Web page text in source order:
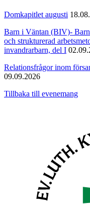
Domkapitlet augusti
Barn i Väntan (BIV)-
och strukturerad
invandrarbarn, del I
Relationsfrågor inom
09.09.2026
Tillbaka till evenemang